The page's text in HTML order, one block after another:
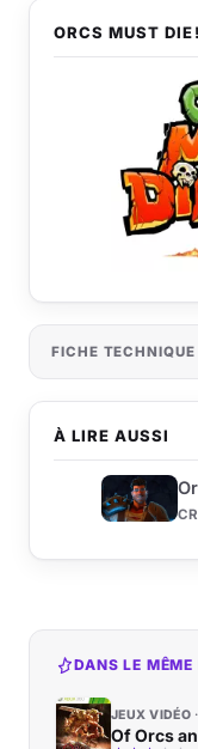
À LIRE AUSSI
ORCS MUST
FICHE TECHNIQUE
DANS LE MÊME
JEUX VIDÉO
Of Orcs